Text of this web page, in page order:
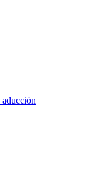
aducción